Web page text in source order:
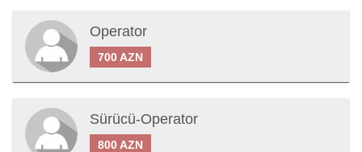
Operator
700 AZN
Sürücü-Operator
800 AZN